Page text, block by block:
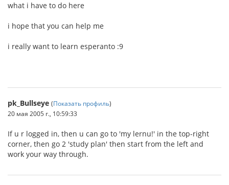
what i have to do here
i hope that you can help me
i really want to learn esperanto :9
pk_Bullseye (Показать профиль)
20 мая 2005 г., 10:59:33
If u r logged in, then u can go to 'my lernu!' in the top-right
corner, then go 2 'study plan' then start from the left and
work your way through.